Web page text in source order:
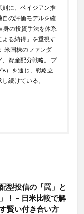
則に、ベイジアン推
自の評価モデルを確
身の投資手法を体系
よる納得」を重視す
米国株のファンダ
、資産配分戦略。 プ
8）を通じ、戦略立
続けている。
型投信の「罠」と
」！ – 日米比較で解
賢い付き合い方